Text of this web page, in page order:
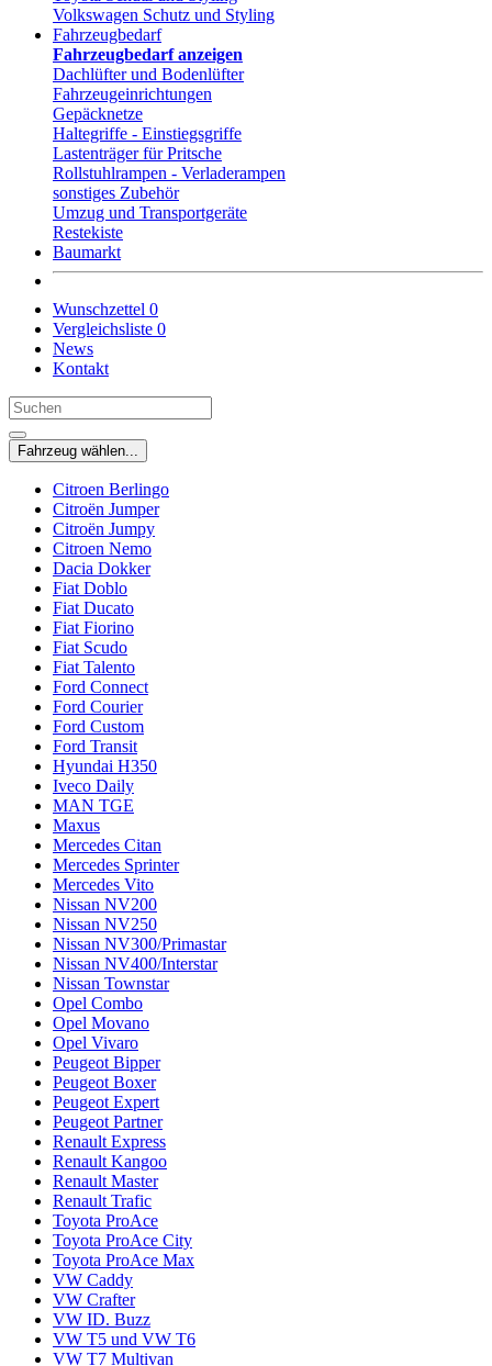
Volkswagen Schutz und Styling
Fahrzeugbedarf
Fahrzeugbedarf anzeigen
Dachlüfter und Bodenlüfter
Fahrzeugeinrichtungen
Gepäcknetze
Haltegriffe - Einstiegsgriffe
Lastenträger für Pritsche
Rollstuhlrampen - Verladerampen
sonstiges Zubehör
Umzug und Transportgeräte
Restekiste
Baumarkt
Wunschzettel 0
Vergleichsliste 0
News
Kontakt
Fahrzeug wählen...
Citroen Berlingo
Citroën Jumper
Citroën Jumpy
Citroen Nemo
Dacia Dokker
Fiat Doblo
Fiat Ducato
Fiat Fiorino
Fiat Scudo
Fiat Talento
Ford Connect
Ford Courier
Ford Custom
Ford Transit
Hyundai H350
Iveco Daily
MAN TGE
Maxus
Mercedes Citan
Mercedes Sprinter
Mercedes Vito
Nissan NV200
Nissan NV250
Nissan NV300/Primastar
Nissan NV400/Interstar
Nissan Townstar
Opel Combo
Opel Movano
Opel Vivaro
Peugeot Bipper
Peugeot Boxer
Peugeot Expert
Peugeot Partner
Renault Express
Renault Kangoo
Renault Master
Renault Trafic
Toyota ProAce
Toyota ProAce City
Toyota ProAce Max
VW Caddy
VW Crafter
VW ID. Buzz
VW T5 und VW T6
VW T7 Multivan